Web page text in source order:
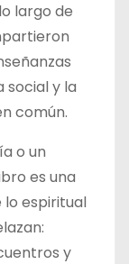
largo de
social y la
común.
o un
es una
espiritual
y